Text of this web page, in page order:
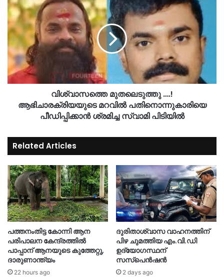
വിശ്വാസത്തെ മുതലെടുത്തു ….!
ആഭിചാരക്രിയയുടെ മറവില്‍ പതിനൊന്നുകാരിയെ
പീഡിപ്പിക്കാന്‍ ശ്രമിച്ച സ്വാമി പിടിയിൽ
Related Articles
പത്തനംതിട്ട കോന്നി ആന
പരിപാലന കേന്ദ്രത്തിൽ
പാപ്പാന് ആനയുടെ കുത്തേറ്റു,
ദാരുണാന്ത്യം
22 hours ago
ദുരിതാശ്വാസ വാഹനത്തിന്
പിഴ ചുമത്തിയ എം.വി.ഡി
ഉദ്യോഗസ്ഥന്
സസ്‌പെൻഷൻ
2 days ago